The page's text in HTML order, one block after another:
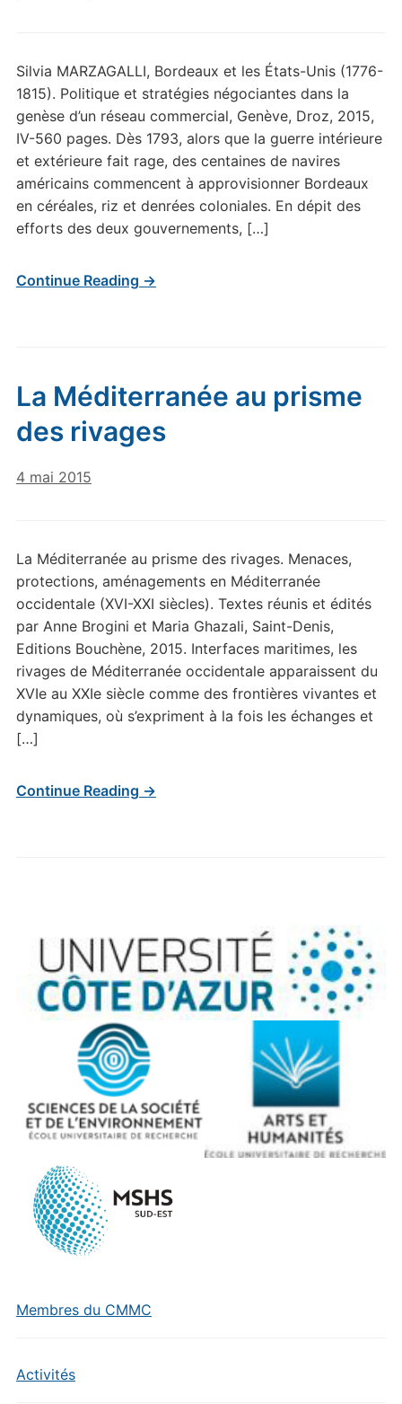
Membres du CMMC
Activités
Silvia MARZAGALLI, Bordeaux et les États-Unis (1776-
1815). Politique et stratégies négociantes dans la
genèse d’un réseau commercial, Genève, Droz, 2015,
IV-560 pages. Dès 1793, alors que la guerre intérieure
et extérieure fait rage, des centaines de navires
américains commencent à approvisionner Bordeaux
en céréales, riz et denrées coloniales. En dépit des
efforts des deux gouvernements, […]
Continue Reading →
La Méditerranée au prisme
des rivages
4 mai 2015
La Méditerranée au prisme des rivages. Menaces,
protections, aménagements en Méditerranée
occidentale (XVI-XXI siècles). Textes réunis et édités
par Anne Brogini et Maria Ghazali, Saint-Denis,
Editions Bouchène, 2015. Interfaces maritimes, les
rivages de Méditerranée occidentale apparaissent du
XVIe au XXIe siècle comme des frontières vivantes et
dynamiques, où s’expriment à la fois les échanges et
[…]
Continue Reading →